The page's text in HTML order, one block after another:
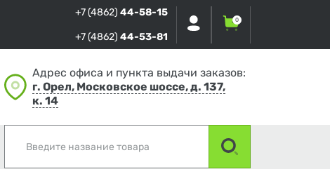
+7 (4862) 44-58-15
+7 (4862) 44-53-81
0
Адрес офиса и пункта выдачи заказов:
г. Орел, Московское шоссе, д. 137,
к. 14